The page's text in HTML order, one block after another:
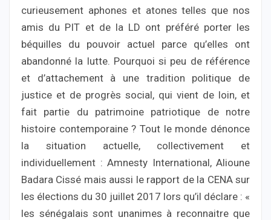
curieusement aphones et atones telles que nos
amis du PIT et de la LD ont préféré porter les
béquilles du pouvoir actuel parce qu’elles ont
abandonné la lutte. Pourquoi si peu de référence
et d’attachement à une tradition politique de
justice et de progrès social, qui vient de loin, et
fait partie du patrimoine patriotique de notre
histoire contemporaine ? Tout le monde dénonce
la situation actuelle, collectivement et
individuellement : Amnesty International, Alioune
Badara Cissé mais aussi le rapport de la CENA sur
les élections du 30 juillet 2017 lors qu’il déclare : «
les sénégalais sont unanimes à reconnaitre que